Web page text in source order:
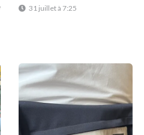
31 juillet à 7:25